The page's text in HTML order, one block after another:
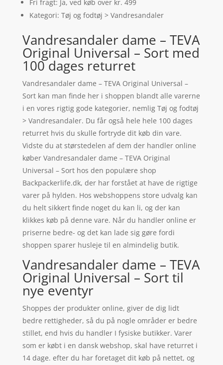
Fri fragt: Ja, ved køb over kr. 499
Kategori: Tøj og fodtøj > Vandresandaler
Vandresandaler dame – TEVA
Original Universal – Sort med
100 dages returret
Vandresandaler dame – TEVA Original Universal –
Sort kan man finde her i shoppen blandt alle varerne
i en vores rigtig gode kategorier, nemlig Tøj og fodtøj
> Vandresandaler. Du får også hele hele 100 dages
returret hvis du skulle fortryde dit køb din vare.
Vidste du at størstedelen af dem der handler online
køber Vandresandaler dame – TEVA Original
Universal – Sort hos den populære shop
Backpackerlife.dk, der har forstået at have de rigtige
varer på hylden. Hos webshoppens store udvalg kan
du helt sikkert finde noget du kan li, og der kan
klikkes køb på denne vare. Når du handler online er
priserne bedre- og det kan lade sig gøre fordi
shoppen sparer husleje til en almindelig butik.
Vandresandaler dame – TEVA
Original Universal – Sort til
nye eventyr
Shoppes der produkter online, giver de dig lidt
bedre rettigheder, så du på nogle områder er bedre
stillet, end hvis du handler I fysiske butikker. Varer
som er købt i en dansk webshop, skal have returret i
14 dage. efter du har foretaget dit køb på nettet, og